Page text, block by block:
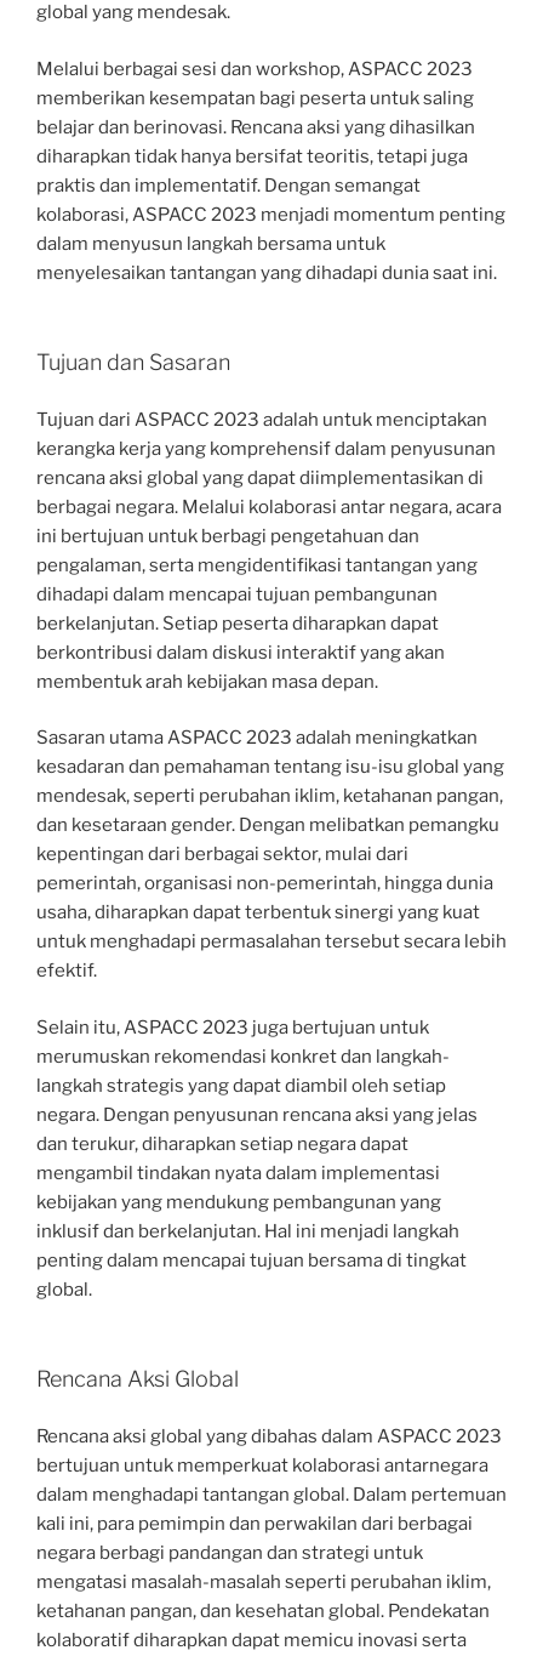
global yang mendesak.
Melalui berbagai sesi dan workshop, ASPACC 2023
memberikan kesempatan bagi peserta untuk saling
belajar dan berinovasi. Rencana aksi yang dihasilkan
diharapkan tidak hanya bersifat teoritis, tetapi juga
praktis dan implementatif. Dengan semangat
kolaborasi, ASPACC 2023 menjadi momentum penting
dalam menyusun langkah bersama untuk
menyelesaikan tantangan yang dihadapi dunia saat ini.
Tujuan dan Sasaran
Tujuan dari ASPACC 2023 adalah untuk menciptakan
kerangka kerja yang komprehensif dalam penyusunan
rencana aksi global yang dapat diimplementasikan di
berbagai negara. Melalui kolaborasi antar negara, acara
ini bertujuan untuk berbagi pengetahuan dan
pengalaman, serta mengidentifikasi tantangan yang
dihadapi dalam mencapai tujuan pembangunan
berkelanjutan. Setiap peserta diharapkan dapat
berkontribusi dalam diskusi interaktif yang akan
membentuk arah kebijakan masa depan.
Sasaran utama ASPACC 2023 adalah meningkatkan
kesadaran dan pemahaman tentang isu-isu global yang
mendesak, seperti perubahan iklim, ketahanan pangan,
dan kesetaraan gender. Dengan melibatkan pemangku
kepentingan dari berbagai sektor, mulai dari
pemerintah, organisasi non-pemerintah, hingga dunia
usaha, diharapkan dapat terbentuk sinergi yang kuat
untuk menghadapi permasalahan tersebut secara lebih
efektif.
Selain itu, ASPACC 2023 juga bertujuan untuk
merumuskan rekomendasi konkret dan langkah-
langkah strategis yang dapat diambil oleh setiap
negara. Dengan penyusunan rencana aksi yang jelas
dan terukur, diharapkan setiap negara dapat
mengambil tindakan nyata dalam implementasi
kebijakan yang mendukung pembangunan yang
inklusif dan berkelanjutan. Hal ini menjadi langkah
penting dalam mencapai tujuan bersama di tingkat
global.
Rencana Aksi Global
Rencana aksi global yang dibahas dalam ASPACC 2023
bertujuan untuk memperkuat kolaborasi antarnegara
dalam menghadapi tantangan global. Dalam pertemuan
kali ini, para pemimpin dan perwakilan dari berbagai
negara berbagi pandangan dan strategi untuk
mengatasi masalah-masalah seperti perubahan iklim,
ketahanan pangan, dan kesehatan global. Pendekatan
kolaboratif diharapkan dapat memicu inovasi serta